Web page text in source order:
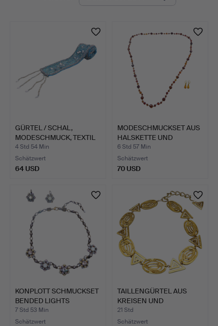
GÜRTEL / SCHAL,
MODESCHMUCK, TEXTIL
MIT PE…
4 Std 54 Min
Schätzwert
64 USD
MODESCHMUCKSET AUS
HALSKETTE UND
OHRRINGEN.
6 Std 57 Min
Schätzwert
70 USD
KONPLOTT SCHMUCKSET
BENDED LIGHTS
HALSKETT…
7 Std 53 Min
Schätzwert
TAILLENGÜRTEL AUS
KREISEN UND
DREIECKEN.
21 Std
Schätzwert